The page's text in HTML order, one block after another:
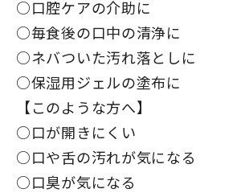
○口腔ケアの介助に
○毎食後の口中の清浄に
○ネバついた汚れ落としに
○保湿用ジェルの塗布に
【このような方へ】
○口が開きにくい
○口や舌の汚れが気になる
○口臭が気になる